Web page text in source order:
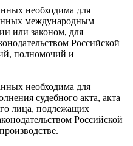
необходима для
международным
или законом, для
Российской
полномочий и
необходима для
судебного акта, акта
лица, подлежащих
Российской